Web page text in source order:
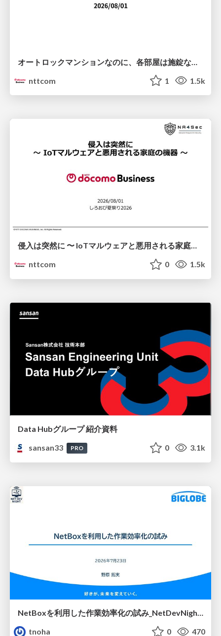
nttcom
1 1.5k
侵入は突然に 〜 IoTマルウェアと悪用される家庭の機器 ～ / When Intrusion Strikes: IoT Malware and the Abuse of Home Devices
nttcom
0 1.5k
Data Hubグループ 紹介資料
sansan33
PRO 0 3.1k
tnoha
0 470